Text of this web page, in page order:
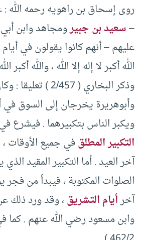
روى إسحاق بن راهويه رحمه الله :
–سعيد بن جبيرومجاهد وابن أبي
عليهم – أنهم كانوا يقولون في أيام
الله أكبر لا إله إلا الله ، والله أكبر
وذكر البخاري ( 2/457 )
وأبوهريرة يخرجان إلى السوق في
ويكبر الناس بتكبيرهما . فيشرع
التكبير المطلقفي جميع الأوقات ،
آخر العيد . أما التكبير المقيد
الصلوات المكتوبة ، فيبدأ من
آخرأيام التشريق، وقد ورد ذلك
وابن مسعود رضي الله عنهم . كما